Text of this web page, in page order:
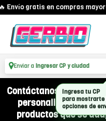
Envío gratis en compras
Enviar a Ingresar CP y ciudad
Contáctanos por
personalizado para
productos que se
Ingresa tu CP
para mostrarte
opciones de